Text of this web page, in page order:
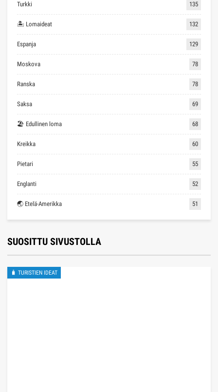
Turkki 135
🏝 Lomaideat 132
Espanja 129
Moskova 78
Ranska 78
Saksa 69
🏖 Edullinen loma 68
Kreikka 60
Pietari 55
Englanti 52
🌏 Etelä-Amerikka 51
SUOSITTU SIVUSTOLLA
🧳 TURISTIEN IDEAT